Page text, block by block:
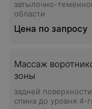
затылочно-
области
Цена по запросу
Массаж
зоны
задней
спина до уровня 4-